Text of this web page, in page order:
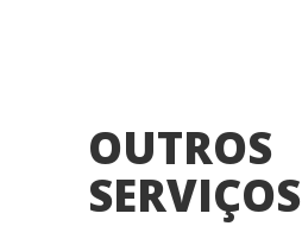
OUTROS
SERVIÇOS